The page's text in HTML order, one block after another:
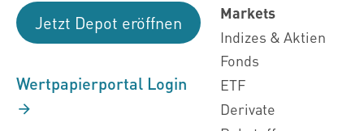
Jetzt Depot eröffnen
Wertpapierportal Login
Markets
Indizes & Aktien
Fonds
ETF
Derivate